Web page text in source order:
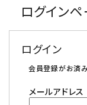
meeting_room ログイン
セール商品
カテゴリから探す
ログイン
ログイン
会員登録がお済
メールアドレス